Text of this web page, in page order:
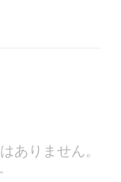
ありません。